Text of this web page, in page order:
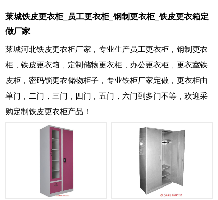
莱城铁皮更衣柜_员工更衣柜_钢制更衣柜_铁皮更衣箱定
做厂家
莱城河北铁皮更衣柜厂家，专业生产员工更衣柜，钢制更衣
柜，铁皮更衣箱，定制储物更衣柜，办公更衣柜，更衣室铁
皮柜，密码锁更衣储物柜子，专业铁柜厂家定做，更衣柜由
单门，二门，三门，四门，五门，六门到多门不等，欢迎采
购定制铁皮更衣柜产品！